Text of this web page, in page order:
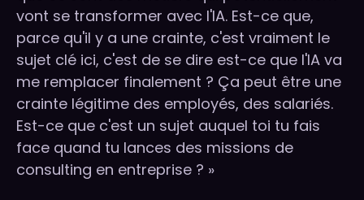
vont se transformer avec l'IA. Est-ce que,
parce qu'il y a une crainte, c'est vraiment le
sujet clé ici, c'est de se dire est-ce que l'IA va
me remplacer finalement ? Ça peut être une
crainte légitime des employés, des salariés.
Est-ce que c'est un sujet auquel toi tu fais
face quand tu lances des missions de
consulting en entreprise ? »